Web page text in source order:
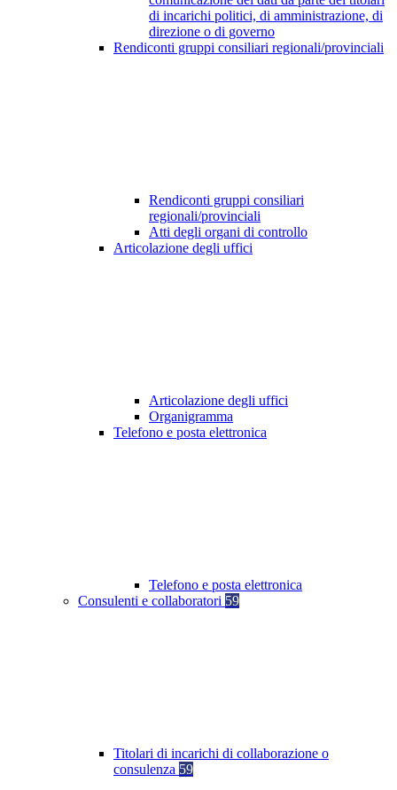
di incarichi politici, di amministrazione, di
direzione o di governo
Rendiconti gruppi consiliari regionali/provinciali
Rendiconti gruppi consiliari
regionali/provinciali
Atti degli organi di controllo
Articolazione degli uffici
Articolazione degli uffici
Organigramma
Telefono e posta elettronica
Telefono e posta elettronica
Consulenti e collaboratori 59
Titolari di incarichi di collaborazione o
consulenza 59